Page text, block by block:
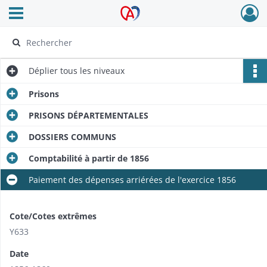
Archives Alsace - Colmar
Ouvrir le menu déroulant
Déplier tous les niveaux
Prisons
PRISONS DÉPARTEMENTALES
DOSSIERS COMMUNS
Comptabilité à partir de 1856
Paiement des dépenses arriérées de l'exercice 1856
Cote/Cotes extrêmes
Y633
Date